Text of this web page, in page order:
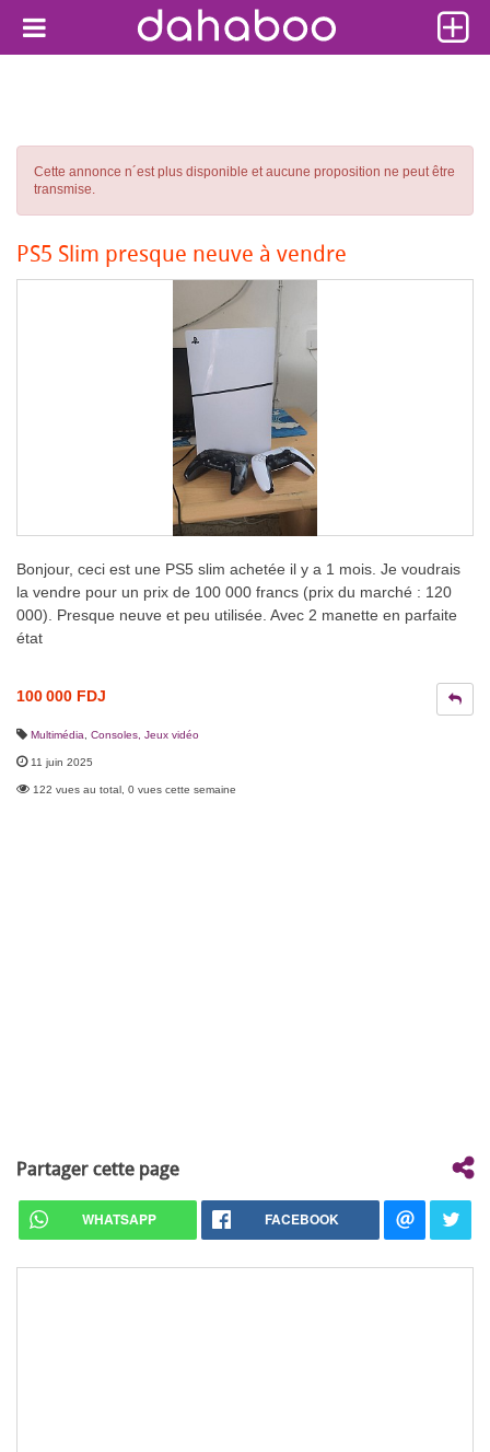
Cette annonce n´est plus disponible et aucune proposition ne peut être
transmise.
PS5 Slim presque neuve à vendre
Bonjour, ceci est une PS5 slim achetée il y a 1 mois. Je voudrais
la vendre pour un prix de 100 000 francs (prix du marché : 120
000). Presque neuve et peu utilisée. Avec 2 manette en parfaite
état
100 000 FDJ
Multimédia Consoles, Jeux vidéo
11 juin 2025
122 vues au total, 0 vues cette semaine
Partager cette page
WHATSAPP FACEBOOK